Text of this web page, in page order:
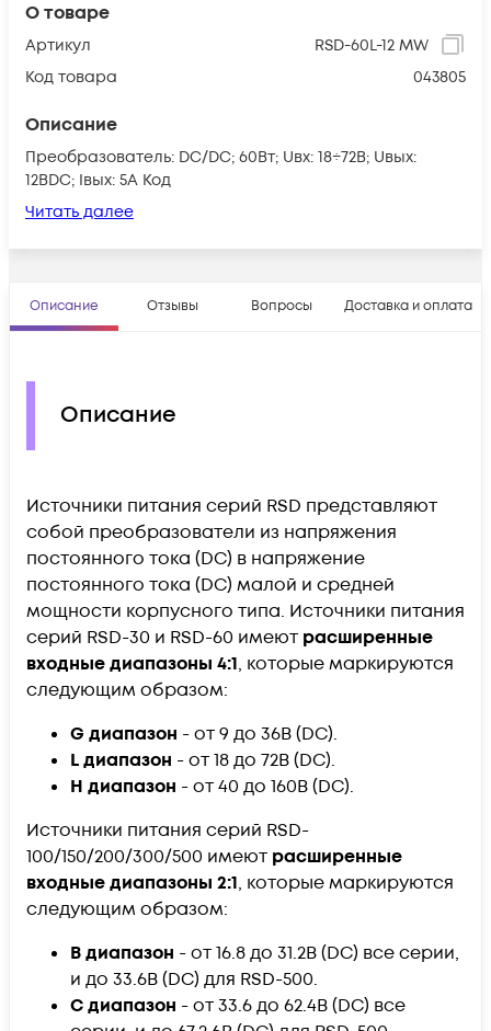
О товаре
Артикул
RSD-60L-12 MW
Код товара
043805
Описание
Преобразователь: DC/DC; 60Вт; Uвх: 18÷72В; Uвых:
12ВDC; Iвых: 5А Код
Читать далее
Описание Отзывы Вопросы Доставка и оплата
Описание
Источники питания серий RSD представляют
собой преобразователи из напряжения
постоянного тока (DC) в напряжение
постоянного тока (DC) малой и средней
мощности корпусного типа. Источники питания
серий RSD-30 и RSD-60 имеют расширенные
входные диапазоны 4:1, которые маркируются
следующим образом:
G диапазон - от 9 до 36В (DC).
L диапазон - от 18 до 72В (DC).
H диапазон - от 40 до 160В (DC).
Источники питания серий RSD-
100/150/200/300/500 имеют расширенные
входные диапазоны 2:1, которые маркируются
следующим образом:
B диапазон - от 16.8 до 31.2В (DC) все серии,
и до 33.6В (DC) для RSD-500.
C диапазон - от 33.6 до 62.4В (DC) все